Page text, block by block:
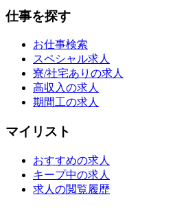
仕事を探す
お仕事検索
スペシャル求人
寮/社宅ありの求人
高収入の求人
期間工の求人
マイリスト
おすすめの求人
キープ中の求人
求人の閲覧履歴